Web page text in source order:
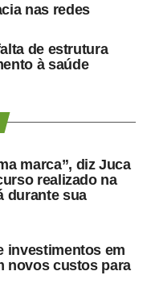
saúde ?
pode incluir perda
em
a dietas
acompanhamento
para
nas redes
de estrutura
à saúde
marca”, diz Juca
realizado na
durante sua
investimentos em
novos custos para